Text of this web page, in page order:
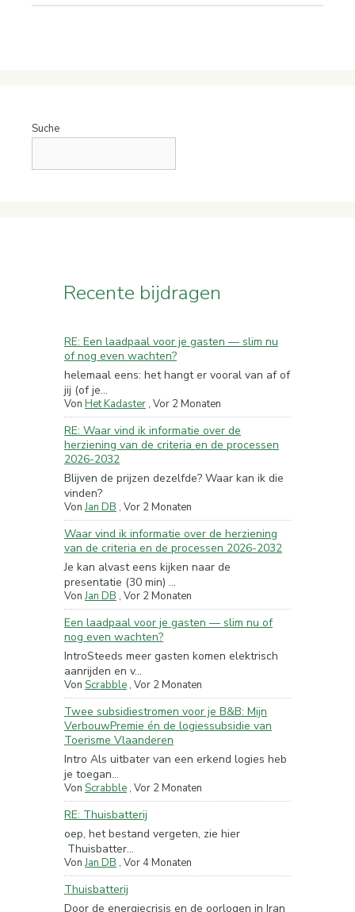
Suche
Recente bijdragen
RE: Een laadpaal voor je gasten — slim nu
of nog even wachten?
helemaal eens: het hangt er vooral van af of
jij (of je...
Von Het Kadaster , Vor 2 Monaten
RE: Waar vind ik informatie over de
herziening van de criteria en de processen
2026-2032
Blijven de prijzen dezelfde? Waar kan ik die
vinden?
VonJan DB , Vor 2 Monaten
Waar vind ik informatie over de herziening
van de criteria en de processen 2026-2032
Je kan alvast eens kijken naar de
presentatie (30 min) ...
VonJan DB , Vor 2 Monaten
Een laadpaal voor je gasten — slim nu of
nog even wachten?
IntroSteeds meer gasten komen elektrisch
aanrijden en v...
Von Scrabble , Vor 2 Monaten
Twee subsidiestromen voor je B&B: Mijn
VerbouwPremie én de logiessubsidie van
Toerisme Vlaanderen
Intro Als uitbater van een erkend logies heb
je toegan...
Von Scrabble , Vor 2 Monaten
RE: Thuisbatterij
oep, het bestand vergeten, zie hier
Thuisbatter...
VonJan DB , Vor 4 Monaten
Thuisbatterij
Door de energiecrisis en de oorlogen in Iran